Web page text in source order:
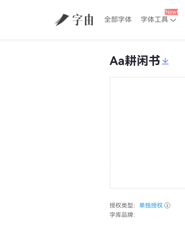
全部字体 字体工具
Aa耕闲书
授权类型： 单独授权
字库品牌：